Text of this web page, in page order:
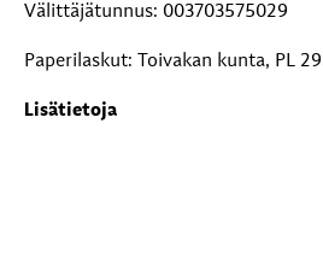
Välittäjätunnus: 003703575029
Paperilaskut: Toivakan kunta, PL
Lisätietoja